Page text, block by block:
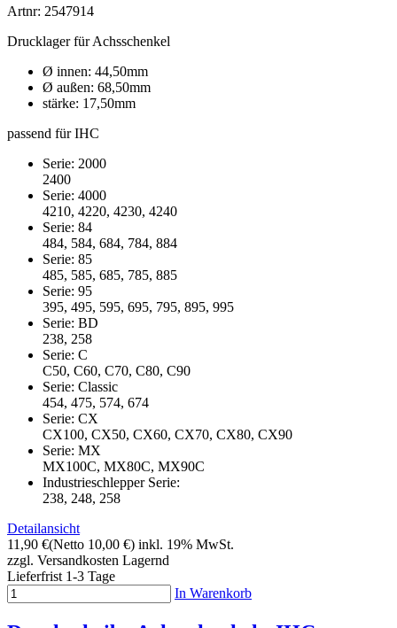
Artnr: 2547914
Drucklager für Achsschenkel
Ø innen: 44,50mm
Ø außen: 68,50mm
stärke: 17,50mm
passend für IHC
Serie: 2000
2400
Serie: 4000
4210, 4220, 4230, 4240
Serie: 84
484, 584, 684, 784, 884
Serie: 85
485, 585, 685, 785, 885
Serie: 95
395, 495, 595, 695, 795, 895, 995
Serie: BD
238, 258
Serie: C
C50, C60, C70, C80, C90
Serie: Classic
454, 475, 574, 674
Serie: CX
CX100, CX50, CX60, CX70, CX80, CX90
Serie: MX
MX100C, MX80C, MX90C
Industrieschlepper Serie:
238, 248, 258
Detailansicht
11,90 €(Netto 10,00 €) inkl. 19% MwSt.
zzgl. Versandkosten Lagernd
Lieferfrist 1-3 Tage
In Warenkorb